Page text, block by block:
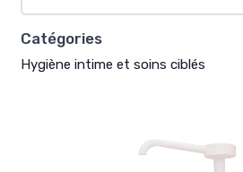
Catégories
Hygiène intime et soins ciblés